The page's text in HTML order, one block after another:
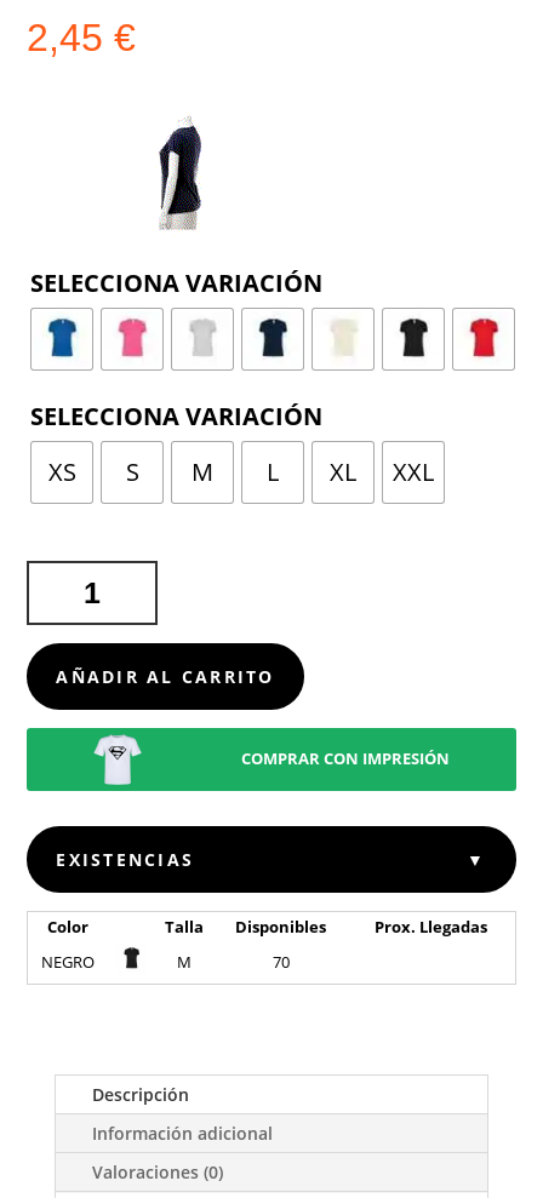
2,45€
XS
S M L XL XXL
COLOR
ICONIC
CANTIDAD
AÑADIR AL CARRITO
COMPRAR CON IMPRESIÓN
EXISTENCIAS ▼
Color Talla Disponibles
Prox. Llegadas
NEGRO
M 70
Descripción
Información adicional
Valoraciones (0)